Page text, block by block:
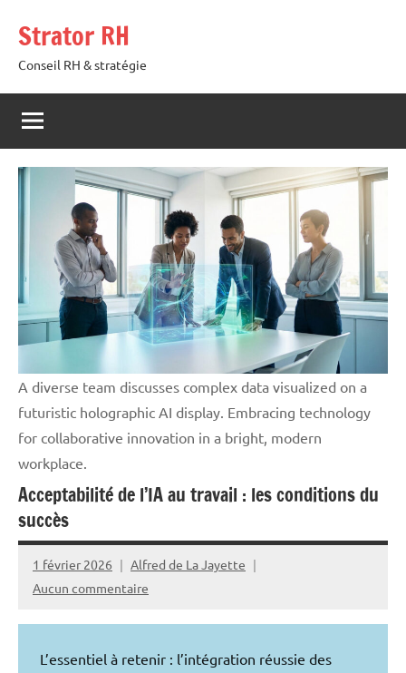
contenu
Strator RH
Conseil RH & stratégie
A diverse team discusses complex data visualized on a
futuristic holographic AI display. Embracing technology
for collaborative innovation in a bright, modern
workplace.
Acceptabilité de l’IA au travail : les conditions du
succès
1 février 2026
Alfred de La Jayette
Aucun commentaire
L’essentiel à retenir : l’intégration réussie des